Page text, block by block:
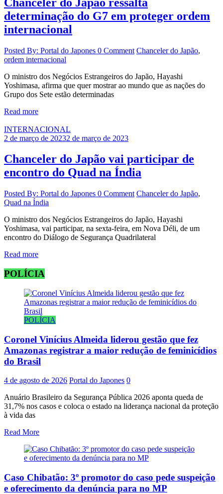
determinação do G7 em proteger ordem
internacional
Posted By: Portal do Japones 0 Comment Chanceler do Japão,
ordem internacional
O ministro dos Negócios Estrangeiros do Japão, Hayashi
Yoshimasa, afirma que quer mostrar ao mundo que as nações do
Grupo dos Sete estão determinadas
Read more
INTERNACIONAL
2 de março de 20232 de março de 2023
Chanceler do Japão vai participar de
encontro do Quad na Índia
Posted By: Portal do Japones 0 Comment Chanceler do Japão,
Quad na Índia
O ministro dos Negócios Estrangeiros do Japão, Hayashi
Yoshimasa, vai participar, na sexta-feira, em Nova Déli, de um
encontro do Diálogo de Segurança Quadrilateral
Read more
POLÍCIA
POLÍCIA
Coronel Vinícius Almeida liderou gestão que fez
Amazonas registrar a maior redução de feminicídios
do Brasil
4 de agosto de 2026 Portal do Japones 0
Anuário Brasileiro da Segurança Pública 2026 aponta queda de
31,7% nos casos e coloca o estado na liderança nacional da proteção
à vida das
Read More
Caso Chibatão: 3º promotor do caso pede suspeição
e oferecimento da denúncia para no MP